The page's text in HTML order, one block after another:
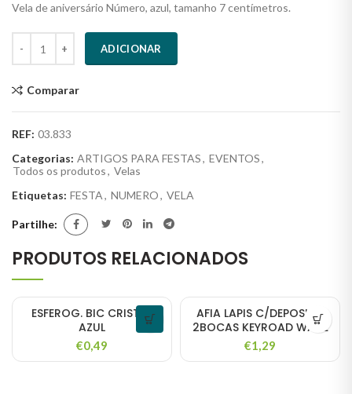
Vela de aniversário Número, azul, tamanho 7 centímetros.
ADICIONAR
Comparar
REF: 03.833
Categorias: ARTIGOS PARA FESTAS, EVENTOS,
Todos os produtos, Velas
Etiquetas: FESTA, NUMERO, VELA
Partilhe
PRODUTOS RELACIONADOS
ESFEROG. BIC CRISTAL
AZUL
€0,49
AFIA LAPIS C/DEPOSITO
2BOCAS KEYROAD WAVE
€1,29